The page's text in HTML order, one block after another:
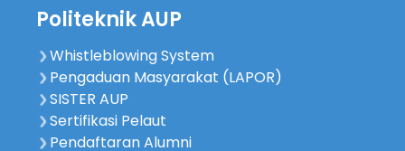
Politeknik AUP
Whistleblowing System
Pengaduan Masyarakat (LAPOR)
SISTER AUP
Sertifikasi Pelaut
Pendaftaran Alumni